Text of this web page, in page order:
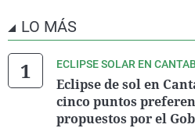
LO MÁS
ECLIPSE SOLAR EN
Eclipse de sol en
cinco puntos
propuestos por el